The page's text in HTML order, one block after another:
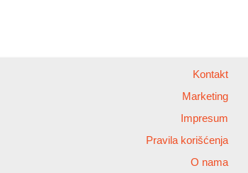
Kontakt
Marketing
Impresum
Pravila korišćenja
O nama